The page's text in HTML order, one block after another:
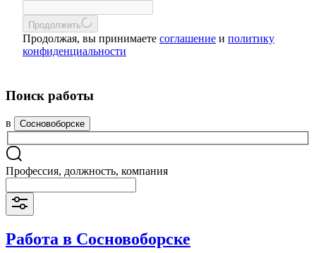
Продолжить
Продолжая, вы принимаете соглашение и политику
конфиденциальности
Поиск работы
в Сосновоборске
Профессия, должность, компания
Работа в Сосновоборске